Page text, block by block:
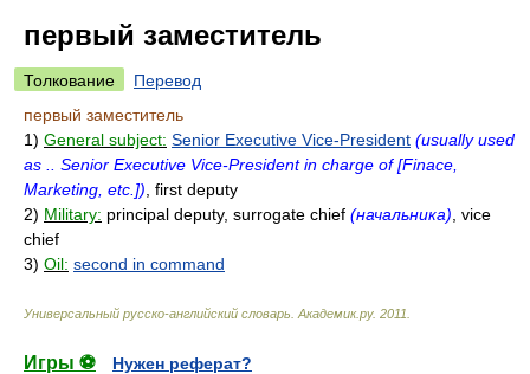
первый заместитель
Толкование
Перевод
первый заместитель
1) General subject: Senior Executive Vice-President (usually used
as .. Senior Executive Vice-President in charge of [Finace,
Marketing, etc.]) , first deputy
2) Military: principal deputy, surrogate chief (начальника) , vice
chief
3) Oil: second in command
Универсальный русско-английский словарь Академик.ру. 2011
Игры ⚽
Нужен реферат?